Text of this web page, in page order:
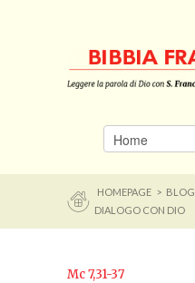
HOMEPAGE > BLOG
DIALOGO CON DIO
Mc 7,31-37